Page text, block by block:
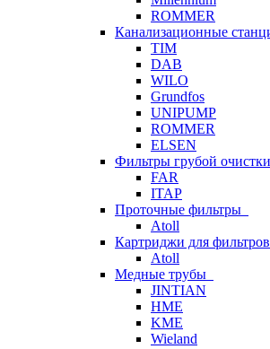
ROMMER
Канализационные
TIM
DAB
WILO
Grundfos
UNIPUMP
ROMMER
ELSEN
Фильтры грубой очистки
FAR
ITAP
Проточные фильтры
Atoll
Картриджи для фильтров
Atoll
Медные трубы
JINTIAN
HME
KME
Wieland